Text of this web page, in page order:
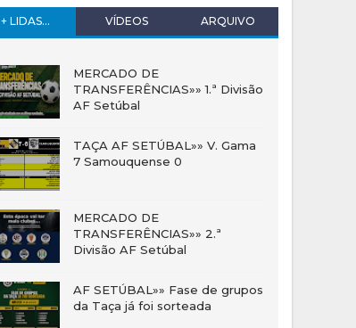
+ LIDAS... VÍDEOS ARQUIVO
MERCADO DE
TRANSFERÊNCIAS»» 1.ª Divisão
AF Setúbal
TAÇA AF SETÚBAL»» V. Gama
7 Samouquense 0
MERCADO DE
TRANSFERÊNCIAS»» 2.ª
Divisão AF Setúbal
AF SETÚBAL»» Fase de grupos
da Taça já foi sorteada